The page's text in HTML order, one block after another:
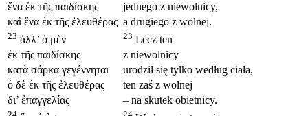
ἕνα ἐκ τῆς παιδίσκης
jednego z niewolnicy,
καὶ ἕνα ἐκ τῆς ἐλευθέρας a drugiego z wolnej.
23 ἀλλ’ ὁ μὲν 23 Lecz ten
ἐκ τῆς παιδίσκης
z niewolnicy
κατὰ σάρκα γεγέννηται
urodził się tylko według ciała,
ὁ δὲ ἐκ τῆς ἐλευθέρας
ten zaś z wolnej
δι’ ἐπαγγελίας
– na skutek obietnicy.